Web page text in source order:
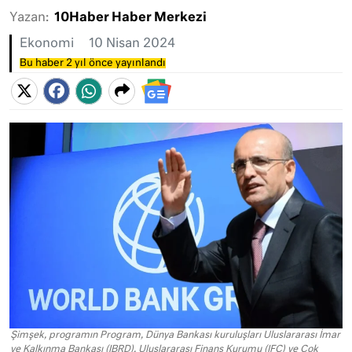
Yazan: 10Haber Haber Merkezi
Ekonomi 10 Nisan 2024
Bu haber 2 yıl önce yayınlandı
Şimşek, programın Program, Dünya Bankası kuruluşları Uluslararası İmar
ve Kalkınma Bankası (IBRD), Uluslararası Finans Kurumu (IFC) ve Çok